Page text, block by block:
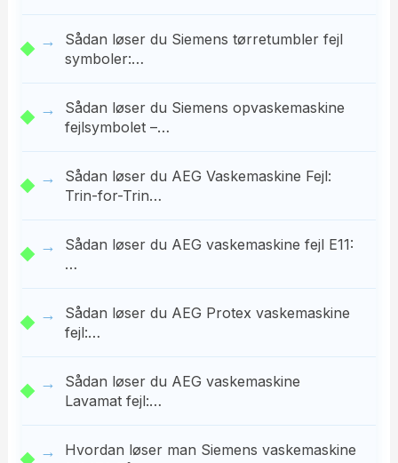
Sådan løser du Siemens tørretumbler fejl
symboler:…
Sådan løser du Siemens opvaskemaskine
fejlsymbolet –…
Sådan løser du AEG Vaskemaskine Fejl:
Trin-for-Trin…
Sådan løser du AEG vaskemaskine fejl E11:
…
Sådan løser du AEG Protex vaskemaskine
fejl:…
Sådan løser du AEG vaskemaskine
Lavamat fejl:…
Hvordan løser man Siemens vaskemaskine